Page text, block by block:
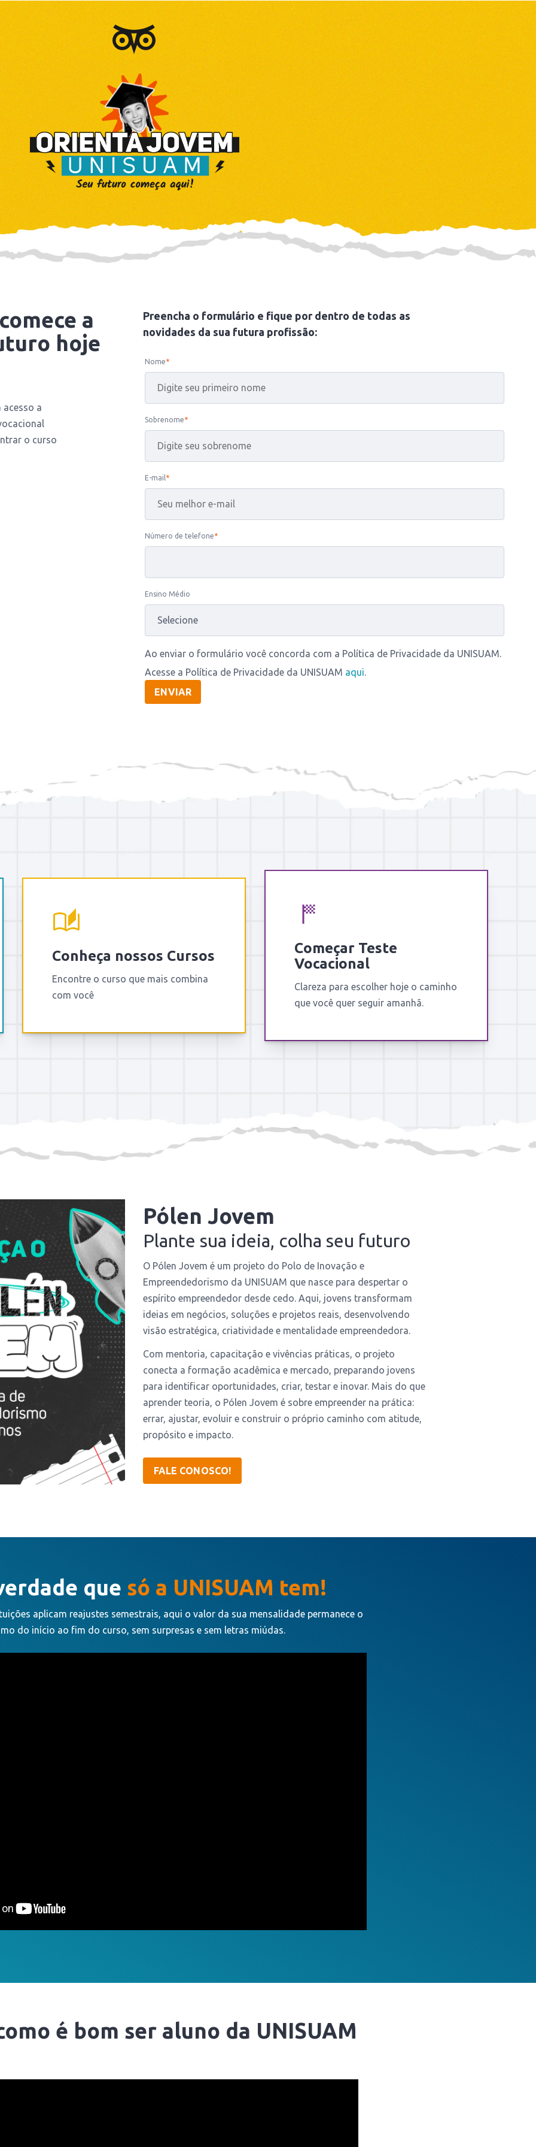
a
hoje
acesso a
o curso
Preencha o formulário e fique por dentro de todas as
novidades da sua futura profissão:
Nome*
Sobrenome*
E-mail*
Número de telefone*
Ensino Médio
Ao enviar o formulário você concorda com a Política de Privacidade da UNISUAM.
Acesse a Política de Privacidade da UNISUAM aqui.
Conheça nossos Cursos
Encontre o curso que mais combina
com você
Começar Teste
Vocacional
Clareza para escolher hoje o caminho
que você quer seguir amanhã.
Pólen Jovem
Plante sua ideia, colha seu futuro
O Pólen Jovem é um projeto do Polo de Inovação e
Empreendedorismo da UNISUAM que nasce para despertar o
espírito empreendedor desde cedo. Aqui, jovens transformam
ideias em negócios, soluções e projetos reais, desenvolvendo
visão estratégica, criatividade e mentalidade empreendedora.
Com mentoria, capacitação e vivências práticas, o projeto
conecta a formação acadêmica e mercado, preparando jovens
para identificar oportunidades, criar, testar e inovar. Mais do que
aprender teoria, o Pólen Jovem é sobre empreender na prática:
errar, ajustar, evoluir e construir o próprio caminho com atitude,
propósito e impacto.
FALE CONOSCO!
que só a UNISUAM tem!
aplicam reajustes semestrais, aqui o valor da sua mensalidade permanece o
do início ao fim do curso, sem surpresas e sem letras miúdas.
é bom ser aluno da UNISUAM